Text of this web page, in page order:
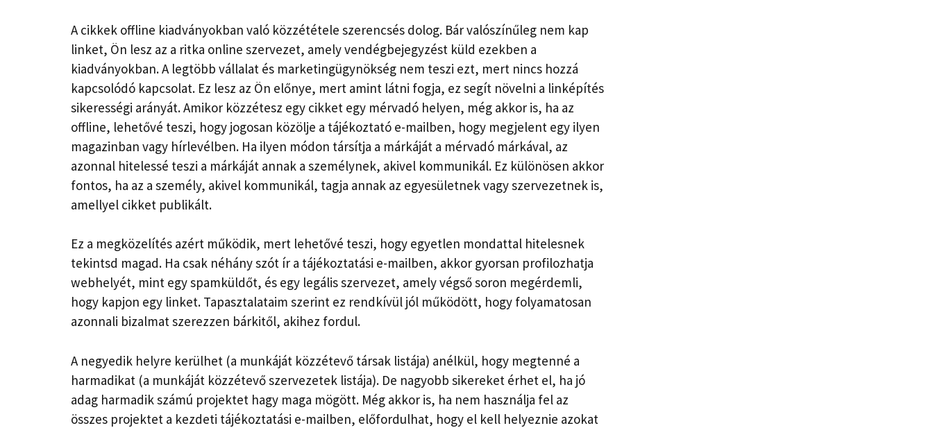
A cikkek offline kiadványokban való közzététele szerencsés dolog. Bár valószínűleg nem kap
linket, Ön lesz az a ritka online szervezet, amely vendégbejegyzést küld ezekben a
kiadványokban. A legtöbb vállalat és marketingügynökség nem teszi ezt, mert nincs hozzá
kapcsolódó kapcsolat. Ez lesz az Ön előnye, mert amint látni fogja, ez segít növelni a linképítés
sikerességi arányát. Amikor közzétesz egy cikket egy mérvadó helyen, még akkor is, ha az
offline, lehetővé teszi, hogy jogosan közölje a tájékoztató e-mailben, hogy megjelent egy ilyen
magazinban vagy hírlevélben. Ha ilyen módon társítja a márkáját a mérvadó márkával, az
azonnal hitelessé teszi a márkáját annak a személynek, akivel kommunikál. Ez különösen akkor
fontos, ha az a személy, akivel kommunikál, tagja annak az egyesületnek vagy szervezetnek is,
amellyel cikket publikált.
Ez a megközelítés azért működik, mert lehetővé teszi, hogy egyetlen mondattal hitelesnek
tekintsd magad. Ha csak néhány szót ír a tájékoztatási e-mailben, akkor gyorsan profilozhatja
webhelyét, mint egy spamküldőt, és egy legális szervezet, amely végső soron megérdemli,
hogy kapjon egy linket. Tapasztalataim szerint ez rendkívül jól működött, hogy folyamatosan
azonnali bizalmat szerezzen bárkitől, akihez fordul.
A negyedik helyre kerülhet (a munkáját közzétevő társak listája) anélkül, hogy megtenné a
harmadikat (a munkáját közzétevő szervezetek listája). De nagyobb sikereket érhet el, ha jó
adag harmadik számú projektet hagy maga mögött. Még akkor is, ha nem használja fel az
összes projektet a kezdeti tájékoztatási e-mailben, előfordulhat, hogy el kell helyeznie azokat